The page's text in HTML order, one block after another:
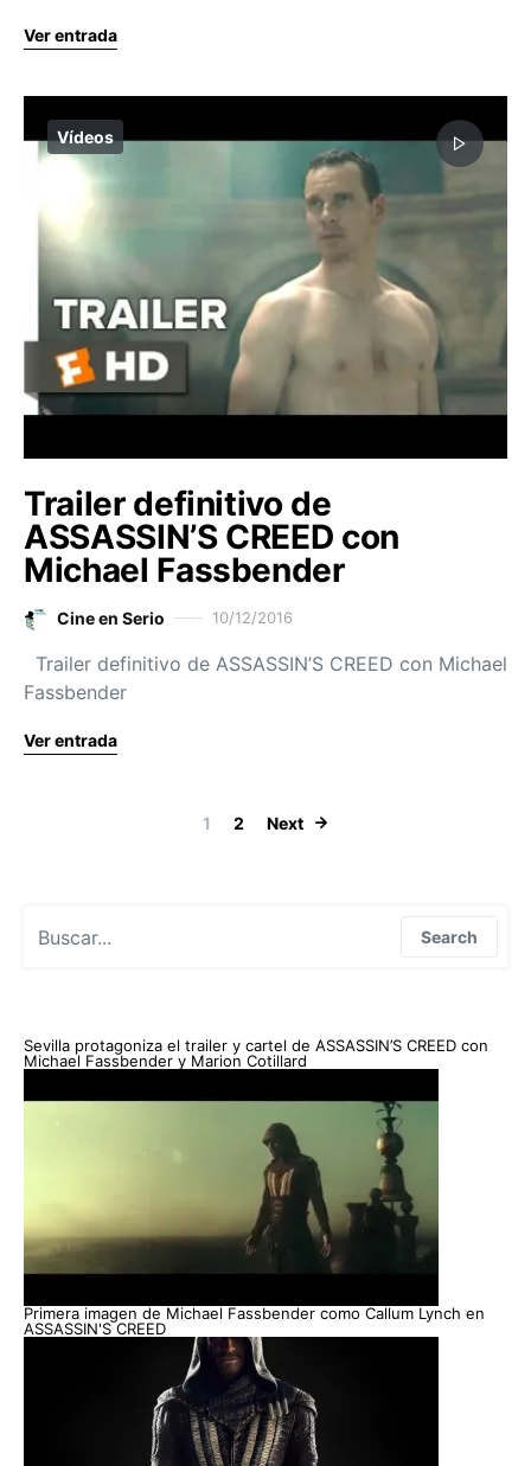
Ver entrada
Vídeos
Trailer definitivo de
ASSASSIN’S CREED con
Michael Fassbender
Cine en Serio 10/12/2016
Trailer definitivo de ASSASSIN’S CREED con Michael
Fassbender
Ver entrada
Paginación
1 2 Next
Search
Sevilla protagoniza el trailer y cartel de ASSASSIN’S CREED con
Michael Fassbender y Marion Cotillard
Primera imagen de Michael Fassbender como Callum Lynch en
ASSASSIN'S CREED